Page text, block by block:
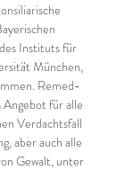
Instituts für
München,
Remed-
Angebot für alle
Verdachtsfall
aber auch alle
Gewalt, unter